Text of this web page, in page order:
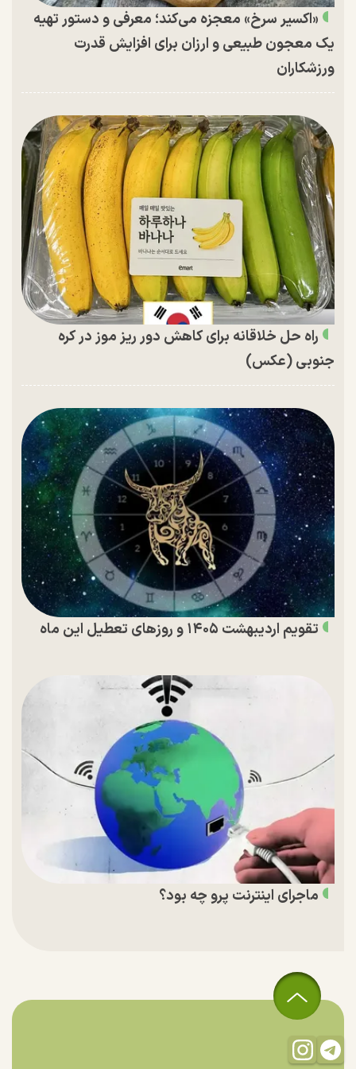
«اکسیر سرخ» معجزه می‌کند؛ معرفی و دستور تهیه
یک معجون طبیعی و ارزان برای افزایش قدرت
ورزشکاران
راه حل خلاقانه برای کاهش دور ریز موز در کره
جنوبی (عکس)
تقویم اردیبهشت ۱۴۰۵ و روز‌های تعطیل این ماه
ماجرای اینترنت پرو چه بود؟